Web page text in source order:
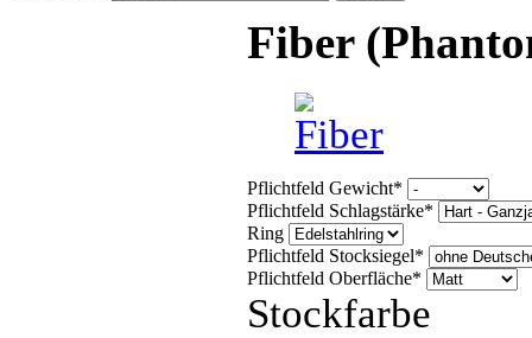
Fiber
Pflichtfeld Gewicht*
Pflichtfeld Schlagstärke*
Ring
Pflichtfeld Stocksiegel*
Pflichtfeld Oberfläche*
Stockfarbe